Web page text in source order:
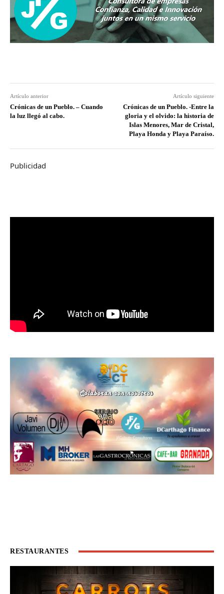
Artículo anterior
Crónicas de un Pueblo. – Cuando
la luz llegó al cabo.
Artículo siguiente
Crónicas de un Pueblo. -Entre la
gloria y el olvido: la historia de
Islas Menores, Mar de Cristal,
Playa Honda y Playa Paraíso.
Publicidad
RESTAURANTES